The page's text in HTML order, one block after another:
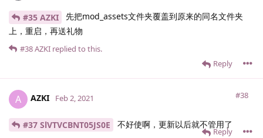
#35 AZKI
先把mod_assets文件夹覆盖到原来的同名文件夹
上，重启，再送礼物
Reply
#38AZKI replied to this.
A AZKI #38
Feb 2, 2021
#37 SlVTVCBNT05JS0E 不好使啊，更新以后就不管用了
Reply